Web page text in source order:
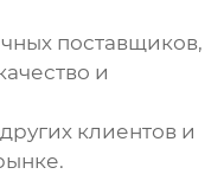
поставщиков,
и
клиентов и